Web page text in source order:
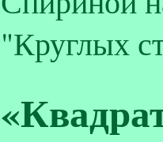
"Круглых